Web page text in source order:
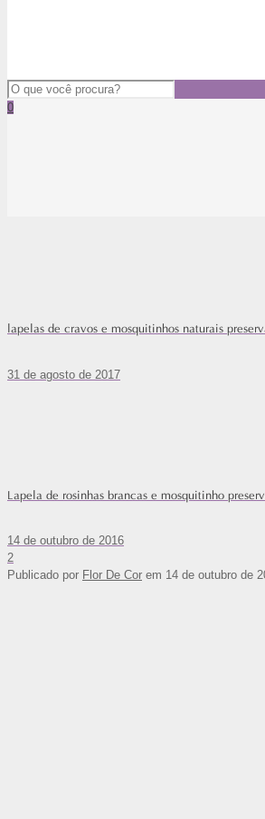
0
lapelas de cravos e mosquitinhos naturais
31 de agosto de 2017
Lapela de rosinhas brancas e mosquitinho
14 de outubro de 2016
2
Publicado por Flor De Cor em 14 de outubro de